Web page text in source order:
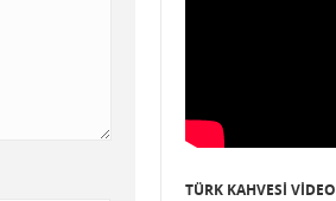
TÜRK KAHVESİ VİDEO